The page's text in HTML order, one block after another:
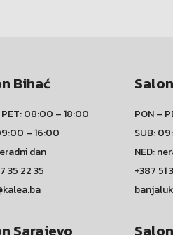
Bihać
PET: 08:00 – 18:00
– 16:00
dan
35 22 35
PON –
SUB:
NED:
+387 51
Sarajevo